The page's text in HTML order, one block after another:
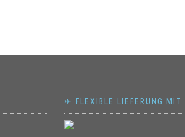
✈ FLEXIBLE LIEFERUNG MIT